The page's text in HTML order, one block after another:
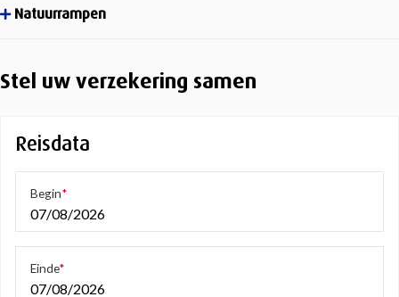
Natuurrampen
Stel uw verzekering samen
Reisdata
07/08/2026
Begin
07/08/2026
Einde